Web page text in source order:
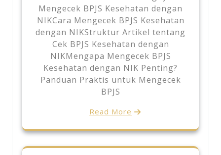
Mengecek BPJS Kesehatan dengan
NIKCara Mengecek BPJS Kesehatan
dengan NIKStruktur Artikel tentang
Cek BPJS Kesehatan dengan
NIKMengapa Mengecek BPJS
Kesehatan dengan NIK Penting?
Panduan Praktis untuk Mengecek
BPJS
Read More